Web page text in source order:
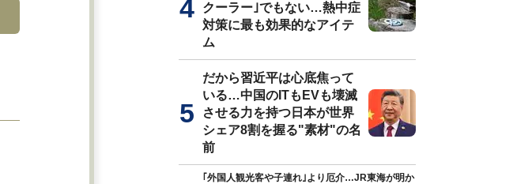
クーラー｣でもない…熱中症
対策に最も効果的なアイテ
ム
だから習近平は心底焦って
いる…中国のITもEVも壊滅
させる力を持つ日本が世界
シェア8割を握る"素材"の名
前
｢外国人観光客や子連れ｣より厄介…JR東海が明か